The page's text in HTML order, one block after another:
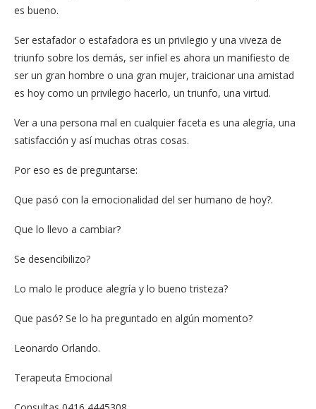
es bueno.
Ser estafador o estafadora es un privilegio y una viveza de
triunfo sobre los demás, ser infiel es ahora un manifiesto de
ser un gran hombre o una gran mujer, traicionar una amistad
es hoy como un privilegio hacerlo, un triunfo, una virtud.
Ver a una persona mal en cualquier faceta es una alegría, una
satisfacción y así muchas otras cosas.
Por eso es de preguntarse:
Que pasó con la emocionalidad del ser humano de hoy?.
Que lo llevo a cambiar?
Se desencibilizo?
Lo malo le produce alegría y lo bueno tristeza?
Que pasó? Se lo ha preguntado en algún momento?
Leonardo Orlando.
Terapeuta Emocional